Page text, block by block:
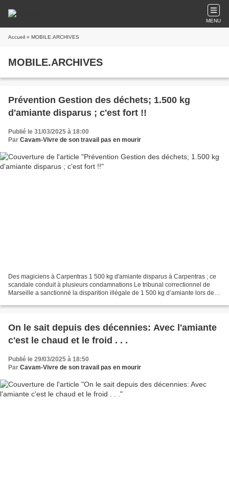
MENU
Accueil » MOBILE.ARCHIVES
MOBILE.ARCHIVES
Prévention Gestion des déchets; 1.500 kg
d'amiante disparus ; c'est fort !!
Publié le 31/03/2025 à 18:00
Par Cavam-Vivre de son travail pas en mourir
Des magiciens à Carpentras 1 500 kg d'amiante disparus à Carpentras ; ce
scandale conduit à plusieurs condamnations Le tribunal correctionnel de
Marseille a sanctionné la disparition illégale de 1 500 kg d’amiante lors des
On le sait depuis des décennies: Avec l'amiante
c'est le chaud et le froid . . .
Publié le 29/03/2025 à 18:50
Par Cavam-Vivre de son travail pas en mourir